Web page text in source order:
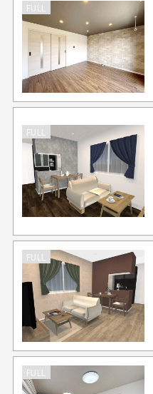
FULL
FULL
FULL
FULL